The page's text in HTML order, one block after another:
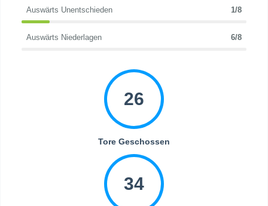
Auswärts Unentschieden 1/8
Auswärts Niederlagen 6/8
26
Tore Geschossen
34